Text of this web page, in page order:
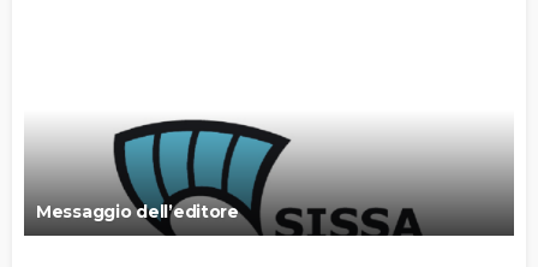
Messaggio dell’editore